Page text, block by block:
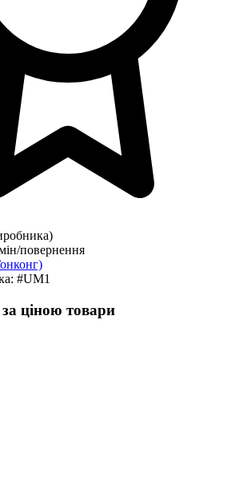
повернення
#UM1
ціною товари